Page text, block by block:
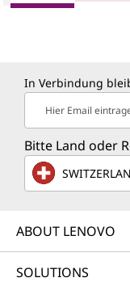
In Verbindung
Hier Email
Bitte Land oder
ABOUT LENOVO
SOLUTIONS